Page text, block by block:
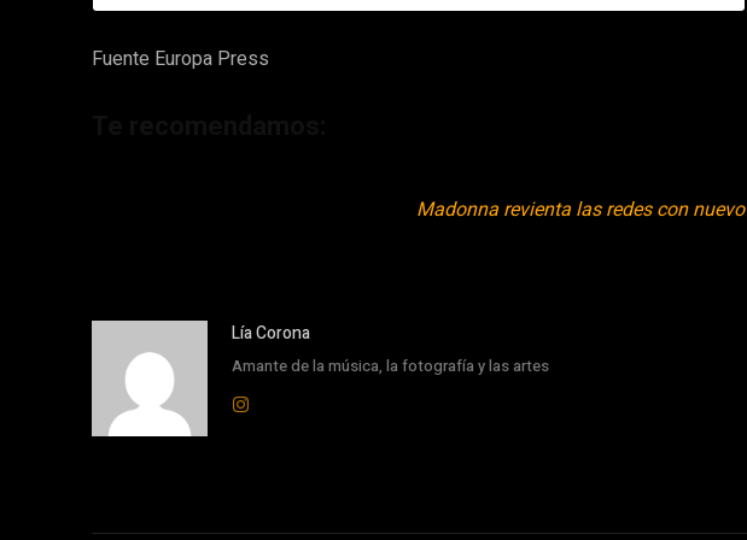
Fuente Europa Press
Madonna revienta las redes con
Lía Corona
Amante de la música, la fotografía y las artes